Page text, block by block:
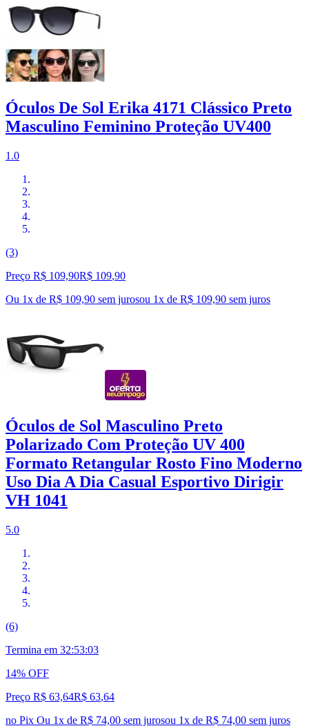
Óculos De Sol Erika 4171 Clássico Preto
Masculino Feminino Proteção UV400
1.0
(3)
Preço R$ 109,90R$ 109,90
Ou 1x de R$ 109,90 sem jurosou 1x de R$ 109,90 sem juros
Óculos de Sol Masculino Preto
Polarizado Com Proteção UV 400
Formato Retangular Rosto Fino Moderno
Uso Dia A Dia Casual Esportivo Dirigir
VH 1041
5.0
(6)
Termina em 32:53:02
14% OFF
Preço R$ 63,64R$ 63,64
no Pix Ou 1x de R$ 74,00 sem jurosou 1x de R$ 74,00 sem juros